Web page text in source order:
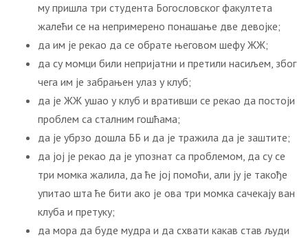
му пришла три студента Богословског факултета
жалећи се на непримерено понашање две девојке;
да им је рекао да се обрате његовом шефу ЖЖ;
да су момци били непријатни и претили насиљем, због
чега им је забрањен улаз у клуб;
да је ЖЖ ушао у клуб и вративши се рекао да постоји
проблем са сталним гошћама;
да је убрзо дошла ББ и да је тражила да је заштите;
да јој је рекао да је упознат са проблемом, да су се
три момка жалила, да ће јој помоћи, али ју је такође
упитао шта ће бити ако је ова три момка сачекају ван
клуба и претуку;
да мора да буде мудра и да схвати какав став људи